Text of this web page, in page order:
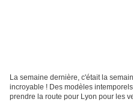
La semaine dernière, c'était la
incroyable ! Des modèles
prendre la route pour Lyon pour les